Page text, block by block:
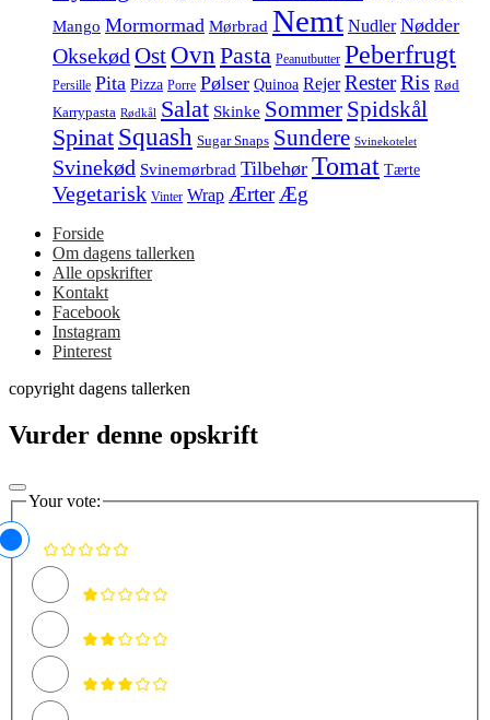
Mango Mormormad Mørbrad Nemt Nudler Nødder
Oksekød Ost Ovn Pasta Peanutbutter Peberfrugt
Persille Pita Pizza Porre Pølser Quinoa Rejer ResterRis Rød
Karrypasta Rødkål Salat Skinke Sommer Spidskål
Spinat Squash Sugar Snaps Sundere Svinekotelet
Svinekød Svinemørbrad Tilbehør Tomat Tærte
Vegetarisk Vinter Wrap ÆrterÆg
Forside
Om dagens tallerken
Alle opskrifter
Kontakt
Facebook
Instagram
Pinterest
copyright dagens tallerken
Vurder denne opskrift
Your vote: